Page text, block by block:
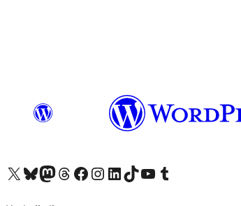
X (eski Twitter) hesabımıza bakın
Bluesky hesabımızı ziyaret edinMastodon hesabımızı ziyaret edinThreads hesabımızı ziyaret edinFacebook sayfamızı ziyaret edinInstagram hesabımızı ziyaret edinLinkedIn hesabımızı ziyaret edinTikTok hesabımızı ziyaret edinYouTube kanalımızı ziyaret edinTumblr hesabımızı ziyaret edin